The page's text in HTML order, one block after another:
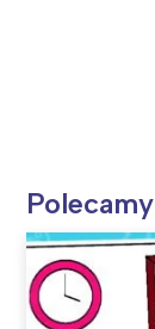
Polecamy